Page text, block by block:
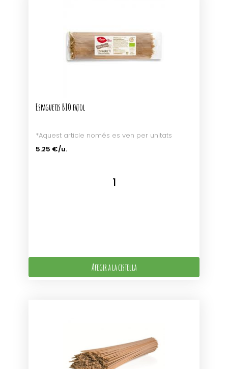
Espaguetis BIO fajol
*Aquest article només es ven per unitats
5.25 €/u.
Afegir a la cistella